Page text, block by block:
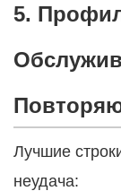
5.
Лучшие
неудача: